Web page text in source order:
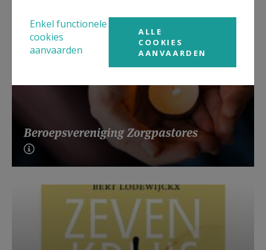
Beroepsvereniging Zorgpastores
Enkel functionele
cookies
aanvaarden
ALLE
COOKIES
AANVAARDEN